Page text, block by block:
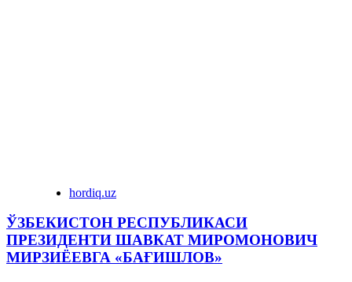
hordiq.uz
ЎЗБЕКИСТОН РЕСПУБЛИКАСИ
ПРЕЗИДЕНТИ ШАВКАТ МИРОМОНОВИЧ
МИРЗИЁЕВГА «БАҒИШЛОВ»